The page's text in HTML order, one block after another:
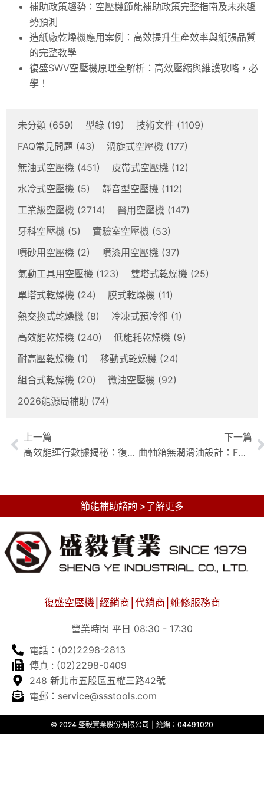
補助政策趨勢：空壓機節能補助政策完整指南及未來趨
勢預測
造紙廠乾燥機應用案例：高效提升生產效率與紙張品質
的完整教學
復盛SWV空壓機原理全解析：高效壓縮與維護攻略，必
學！
未分類 (659) 型錄 (19) 技術文件 (1109)
FAQ常見問題 (43) 渦旋式空壓機 (177)
無油式空壓機 (451) 皮帶式空壓機 (12)
水冷式空壓機 (5) 靜音型空壓機 (112)
工業級空壓機 (2714) 醫用空壓機 (147)
牙科空壓機 (5) 實驗室空壓機 (53)
噴砂用空壓機 (2) 噴漆用空壓機 (37)
氣動工具用空壓機 (123) 雙塔式乾燥機 (25)
單塔式乾燥機 (24) 膜式乾燥機 (11)
熱交換式乾燥機 (8) 冷凍式預冷卻 (1)
高效能乾燥機 (240) 低能耗乾燥機 (9)
耐高壓乾燥機 (1) 移動式乾燥機 (24)
組合式乾燥機 (20) 微油空壓機 (92)
2026能源局補助 (74)
上一篇
高效能運行數據揭秘：復盛SA系列空壓機實測報告與節能優化方案
下一篇
曲軸箱無潤滑油設計：F系列潔淨空氣的關鍵，解鎖精密工程新境界
節能補助諮詢 >了解更多
復盛空壓機⎮經銷商⎮代銷商⎮維修服務商
營業時間 平日 08:30 - 17:30
電話：(02)2298-2813
傳真 : (02)2298-0409
248 新北市五股區五權三路42號
電郵：service@ssstools.com
© 2024 盛毅實業股份有限公司 ⎮ 統編：04491020